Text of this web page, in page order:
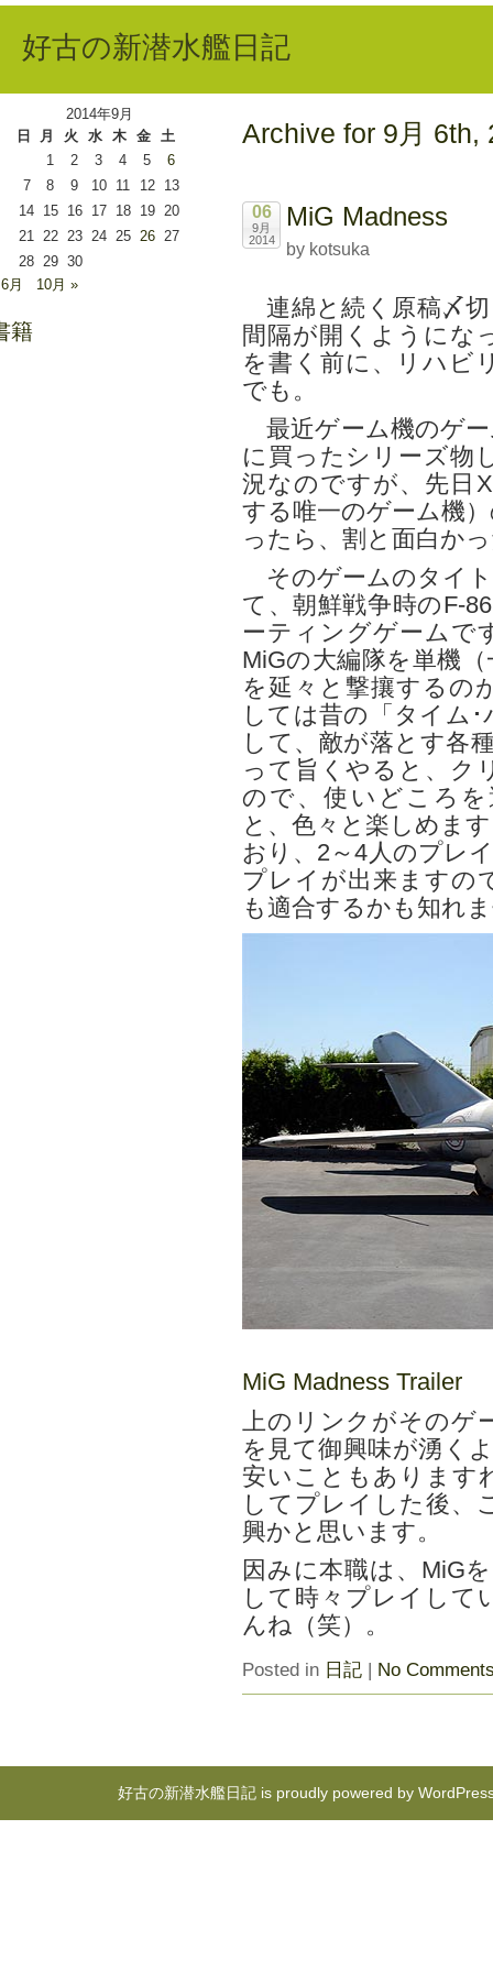
好古の新潜水艦日記
Archive for 9月 6th,
06
9月
2014
MiG Madness
by kotsuka
連綿と続く原稿〆
間隔が開くようにな
を書く前に、リハビ
でも。
最近ゲーム機のゲー
に買ったシリーズ物
況なのですが、先日
する唯一のゲーム機
ったら、割と面白か
そのゲームのタイト
て、朝鮮戦争時のF-
ーティングゲームで
MiGの大編隊を単機
を延々と撃攘するの
しては昔の「タイム
して、敵が落とす各
って旨くやると、ク
ので、使いどころ
と、色々と楽しめま
おり、2～4人のプレ
プレイが出来ますの
も適合するかも知れ
MiG Madness Trailer
上のリンクがそのゲ
を見て御興味が湧く
安いこともあります
してプレイした後、
興かと思います。
因みに本職は、MiG
して時々プレイして
んね（笑）。
Posted in 日記 | No
2014年9月
日
月 火 水 木 金
土
1
2 3 4 5
6
7
8 9 10 11 12
13
14 15 16 17 18 19 20
21 22 23 24 25 26 27
28 29 30
月
10月 »
籍
好古の新潜水艦日記 is proudly powered by